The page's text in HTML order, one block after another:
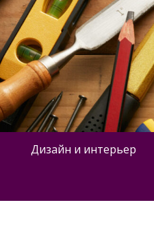
Дизайн и интерьер